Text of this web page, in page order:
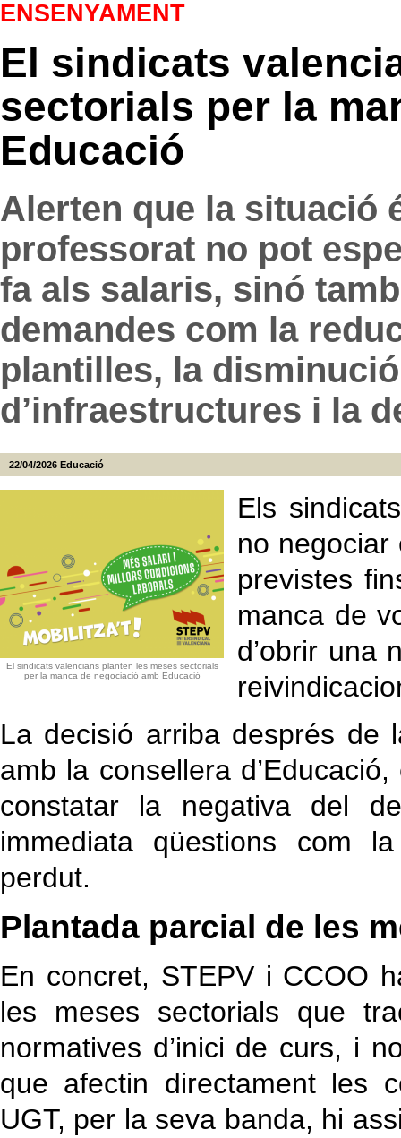
ENSENYAMENT
El sindicats
sectorials per la
Educació
Alerten que la situació
professorat no pot
fa als salaris, sinó
demandes com la
plantilles, la
d’infraestructures i la
22/04/2026 Educació
El sindicats valencians planten les meses sectorials
per la manca de negociació amb Educació
Els
no negociar
previstes
manca de
d’obrir una
La decisió arriba després de
amb la consellera
constatar la negativa del
immediata qüestions com
perdut.
Plantada parcial de les
En concret, STEPV i CCOO
les meses sectorials que
normatives d’inici de curs, i
que afectin directament les
UGT, per la seva banda, hi